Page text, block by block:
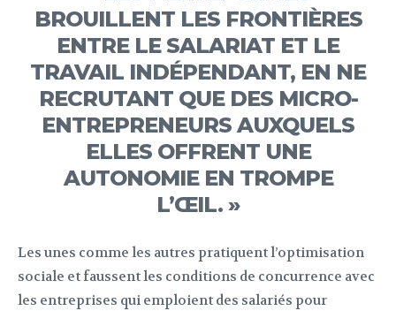
BROUILLENT LES FRONTIÈRES
ENTRE LE SALARIAT ET LE
TRAVAIL INDÉPENDANT, EN NE
RECRUTANT QUE DES MICRO-
ENTREPRENEURS AUXQUELS
ELLES OFFRENT UNE
AUTONOMIE EN TROMPE
L’ŒIL. »
Les unes comme les autres pratiquent l’optimisation
sociale et faussent les conditions de concurrence avec
les entreprises qui emploient des salariés pour